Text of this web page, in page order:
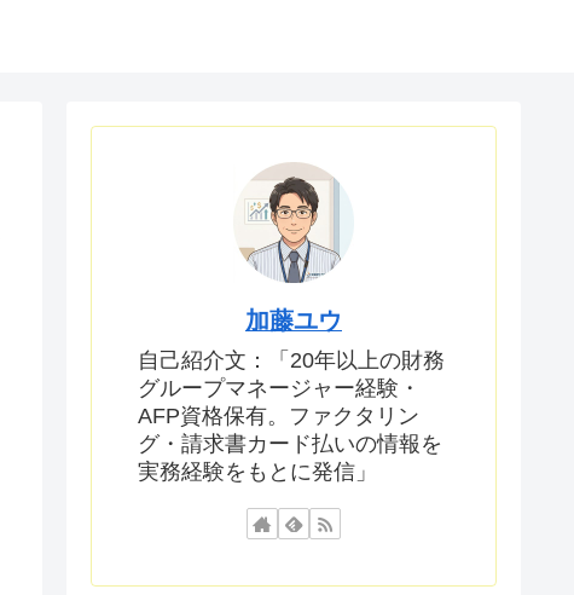
加藤ユウ
自己紹介文：「20年以上の財務
グループマネージャー経験・
AFP資格保有。ファクタリン
グ・請求書カード払いの情報を
実務経験をもとに発信」